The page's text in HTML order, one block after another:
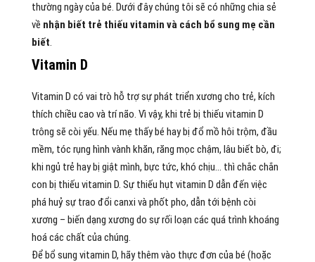
thường ngày của bé. Dưới đây chúng tôi sẽ có những chia sẻ
về nhận biết trẻ thiếu vitamin và cách bổ sung mẹ cần
biết.
Vitamin D
Vitamin D có vai trò hỗ trợ sự phát triển xương cho trẻ, kích
thích chiều cao và trí não. Vì vậy, khi trẻ bị thiếu vitamin D
trông sẽ còi yếu. Nếu mẹ thấy bé hay bị đổ mồ hôi trộm, đầu
mềm, tóc rụng hình vành khăn, răng mọc chậm, lâu biết bò, đi;
khi ngủ trẻ hay bị giật mình, bực tức, khó chịu… thì chắc chắn
con bị thiếu vitamin D. Sự thiếu hụt vitamin D dẫn đến việc
phá huỷ sự trao đổi canxi và phốt pho, dẫn tới bệnh còi
xương – biến dạng xương do sự rối loạn các quá trình khoáng
hoá các chất của chúng.
Để bổ sung vitamin D, hãy thêm vào thực đơn của bé (hoặc